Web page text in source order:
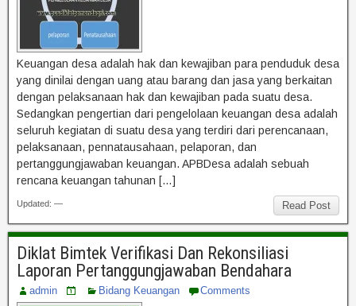
Keuangan desa adalah hak dan kewajiban para penduduk desa
yang dinilai dengan uang atau barang dan jasa yang berkaitan
dengan pelaksanaan hak dan kewajiban pada suatu desa.
Sedangkan pengertian dari pengelolaan keuangan desa adalah
seluruh kegiatan di suatu desa yang terdiri dari perencanaan,
pelaksanaan, pennatausahaan, pelaporan, dan
pertanggungjawaban keuangan. APBDesa adalah sebuah
rencana keuangan tahunan […]
Read Post
Updated: —
Diklat Bimtek Verifikasi Dan Rekonsiliasi
Laporan Pertanggungjawaban Bendahara
admin Bidang Keuangan Comments